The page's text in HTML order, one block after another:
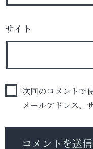
サイト
次回のコメントで
メールアドレス、